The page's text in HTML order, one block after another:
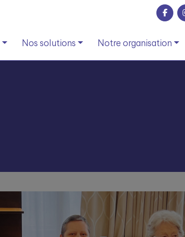
Nos solutions Notre organisation